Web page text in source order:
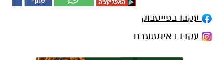
עקבו בפייסבוק
עקבו באינסטגרם